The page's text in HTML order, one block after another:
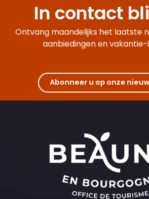
In contact
Ontvang maandelijks het laatste
aanbiedingen en vakantie-
Abonneer u op onze